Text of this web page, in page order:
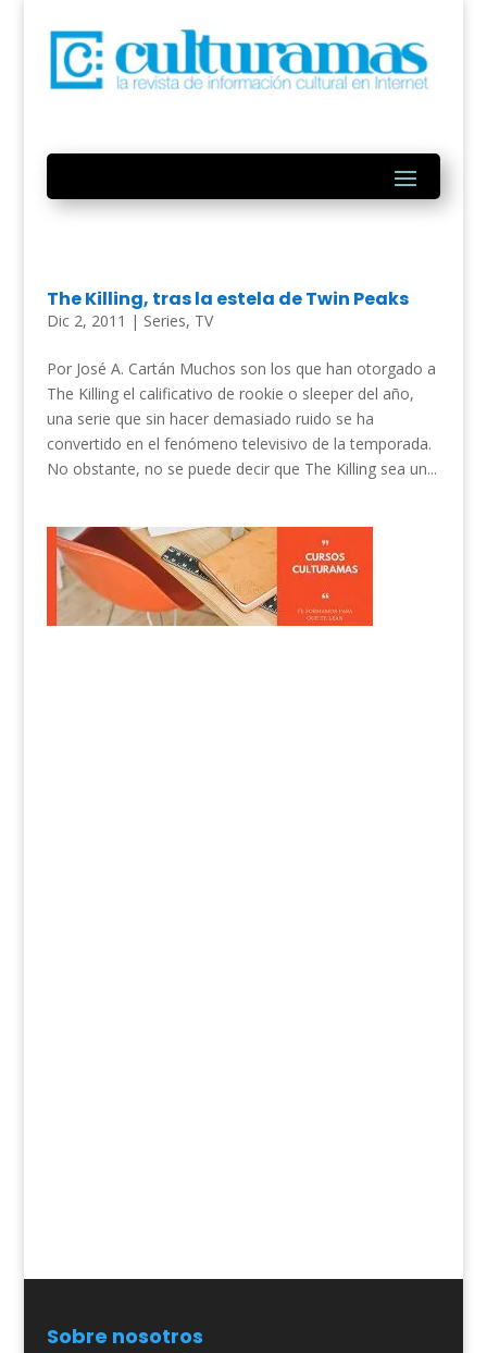
The Killing, tras la estela de Twin Peaks
Dic 2, 2011 | Series, TV
Por José A. Cartán Muchos son los que han otorgado a
The Killing el calificativo de rookie o sleeper del año,
una serie que sin hacer demasiado ruido se ha
convertido en el fenómeno televisivo de la temporada.
No obstante, no se puede decir que The Killing sea un...
Sobre nosotros